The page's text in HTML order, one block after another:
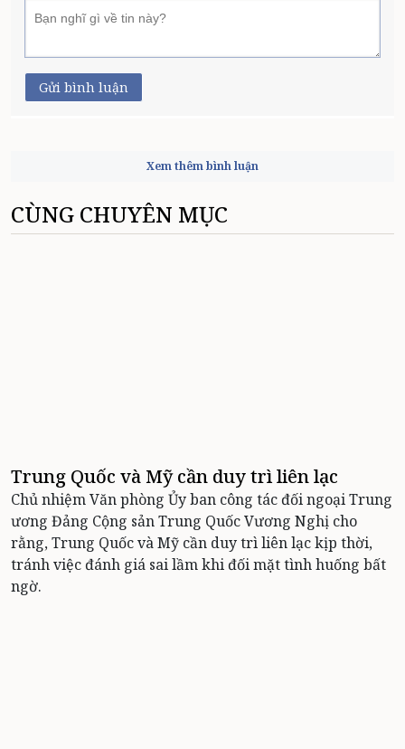
Gửi bình luận
Xem thêm bình luận
CÙNG CHUYÊN MỤC
Trung Quốc và Mỹ cần duy trì liên lạc
Chủ nhiệm Văn phòng Ủy ban công tác đối ngoại Trung
ương Đảng Cộng sản Trung Quốc Vương Nghị cho
rằng, Trung Quốc và Mỹ cần duy trì liên lạc kịp thời,
tránh việc đánh giá sai lầm khi đối mặt tình huống bất
ngờ.